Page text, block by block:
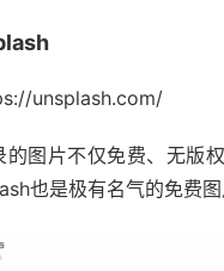
unsplash.com/
的图片不仅免费、无版
也是极有名气的免费图